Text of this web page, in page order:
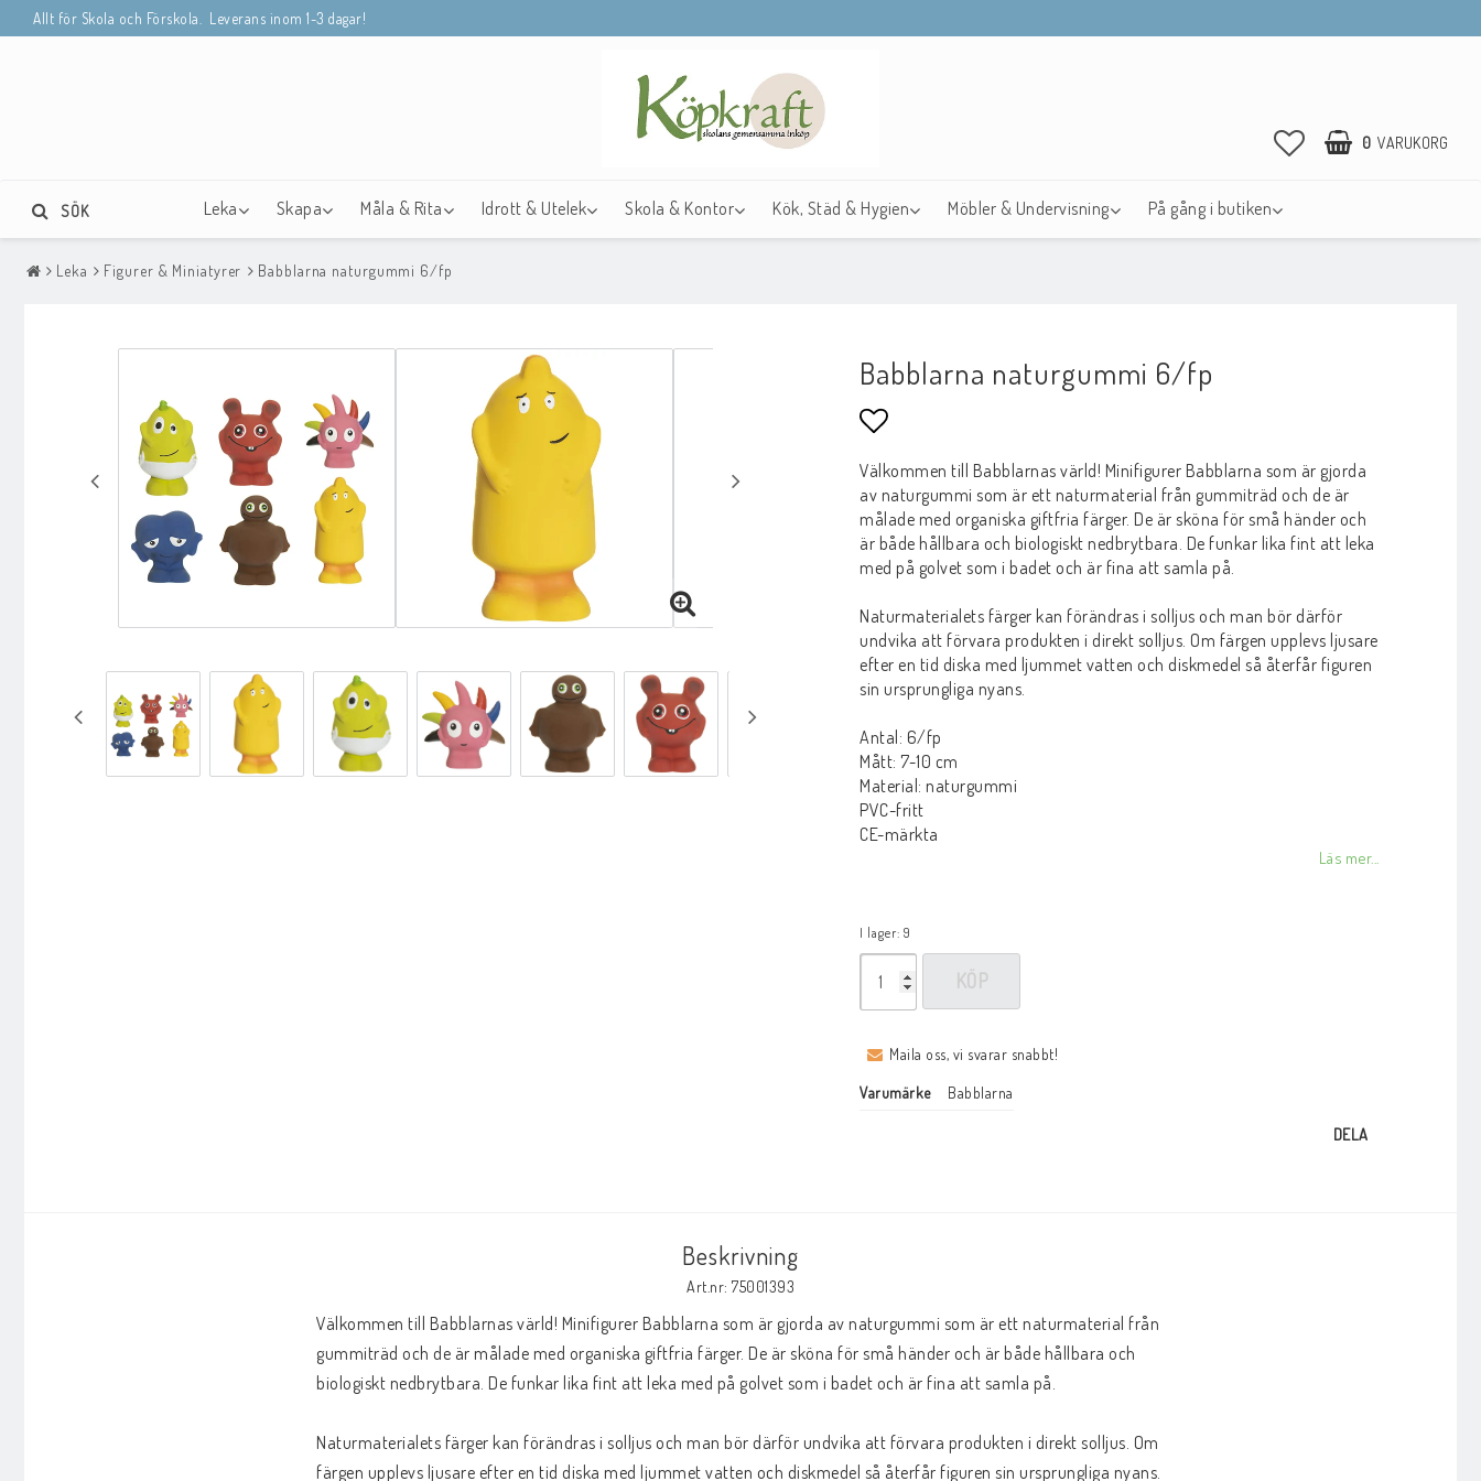
Allt för Skola och Förskola. Leverans inom 1-3 dagar!
0 VARUKORG
Leka Skapa Måla & Rita Idrott & Utelek Skola & Kontor Kök, Städ & Hygien Möbler & Undervisning På gång i butiken
SÖK
Leka Figurer & Miniatyrer Babblarna naturgummi 6/fp
Babblarna naturgummi 6/fp
Lägg till i favoritlistan
Välkommen till Babblarnas värld! Minifigurer Babblarna som är gjorda
av naturgummi som är ett naturmaterial från gummiträd och de är
målade med organiska giftfria färger. De är sköna för små händer och
är både hållbara och biologiskt nedbrytbara. De funkar lika fint att leka
med på golvet som i badet och är fina att samla på.
Naturmaterialets färger kan förändras i solljus och man bör därför
undvika att förvara produkten i direkt solljus. Om färgen upplevs ljusare
efter en tid diska med ljummet vatten och diskmedel så återfår figuren
sin ursprungliga nyans.
Antal: 6/fp
Mått: 7-10 cm
Material: naturgummi
PVC-fritt
CE-märkta
Läs mer...
I lager: 9
KÖP
Maila oss, vi svarar snabbt!
Varumärke Babblarna
DELA
Beskrivning
Art.nr: 75001393
Välkommen till Babblarnas värld! Minifigurer Babblarna som är gjorda av naturgummi som är ett naturmaterial från
gummiträd och de är målade med organiska giftfria färger. De är sköna för små händer och är både hållbara och
biologiskt nedbrytbara. De funkar lika fint att leka med på golvet som i badet och är fina att samla på.
Naturmaterialets färger kan förändras i solljus och man bör därför undvika att förvara produkten i direkt solljus. Om
färgen upplevs ljusare efter en tid diska med ljummet vatten och diskmedel så återfår figuren sin ursprungliga nyans.